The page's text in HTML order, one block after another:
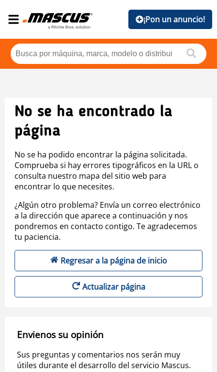
¡Pon un anuncio!
No se ha encontrado la
página
No se ha podido encontrar la página solicitada.
Comprueba si hay errores tipográficos en la URL o
consulta nuestro mapa del sitio web para
encontrar lo que necesites.
¿Algún otro problema? Envía un correo electrónico
a la dirección que aparece a continuación y nos
pondremos en contacto contigo. Te agradecemos
tu paciencia.
Regresar a la página de inicio
Actualizar página
Envienos su opinión
Sus preguntas y comentarios nos serán muy
útiles durante el desarrollo del servicio Mascus.